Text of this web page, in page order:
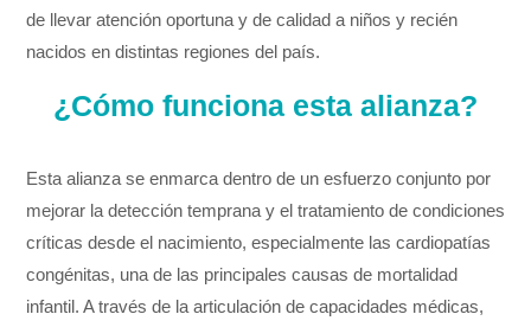
de llevar atención oportuna y de calidad a niños y recién
nacidos en distintas regiones del país.
¿Cómo funciona esta alianza?
Esta alianza se enmarca dentro de un esfuerzo conjunto por
mejorar la detección temprana y el tratamiento de condiciones
críticas desde el nacimiento, especialmente las cardiopatías
congénitas, una de las principales causas de mortalidad
infantil. A través de la articulación de capacidades médicas,